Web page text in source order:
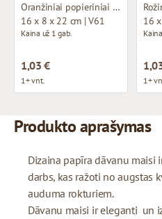
Oranžiniai popieriniai maišeliai su medžiaginėmis rankenomis
16 x 8 x 22 cm | V61
Kaina už 1 gab.
1,03 €
1+ vnt.
16
1+
Produkto aprašymas
Dizaina papīra dāvanu maisi
darbs, kas ražoti no augstas
auduma rokturiem.
Dāvanu maisi ir eleganti un